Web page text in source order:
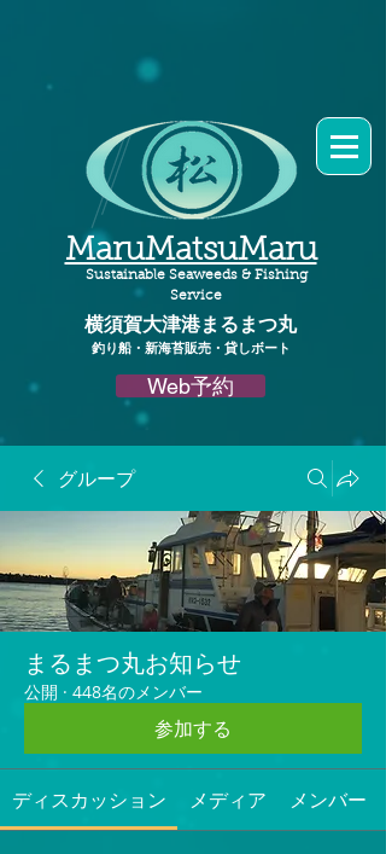
MaruMatsuMaru
Sustainable Seaweeds & Fishing
Service
横須賀大津港まるまつ丸​
釣り船・新海苔販売・貸しボート
Web予約
グループ
まるまつ丸お知らせ
公開 · 448名のメンバー
参加する
ディスカッション メディア メンバー